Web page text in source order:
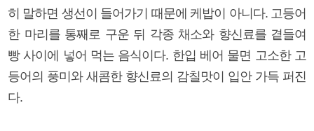
히 말하면 생선이 들어가기 때문에 케밥이 아니다. 고등어
한 마리를 통째로 구운 뒤 각종 채소와 향신료를 곁들여
빵 사이에 넣어 먹는 음식이다. 한입 베어 물면 고소한 고
등어의 풍미와 새콤한 향신료의 감칠맛이 입안 가득 퍼진
다.